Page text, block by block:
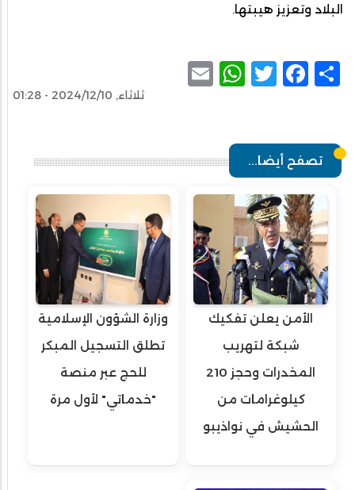
البلاد وتعزيز هيبتها.
Share
Facebook
Twitter
WhatsApp
ثلاثاء, 2024/12/10 - 01:28
تصفح أيضا...
الأمن يعلن تفكيك
شبكة لتهريب
المخدرات وحجز 210
كيلوغرامات من
الحشيش في نواذيبو
وزارة الشؤون الإسلامية
تطلق التسجيل المبكر
للحج عبر منصة
"خدماتي" لأول مرة